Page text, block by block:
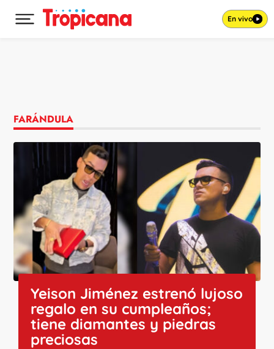
Desplegar menú principal En vivo
FARÁNDULA
Yeison Jiménez estrenó lujoso
regalo en su cumpleaños;
tiene diamantes y piedras
preciosas